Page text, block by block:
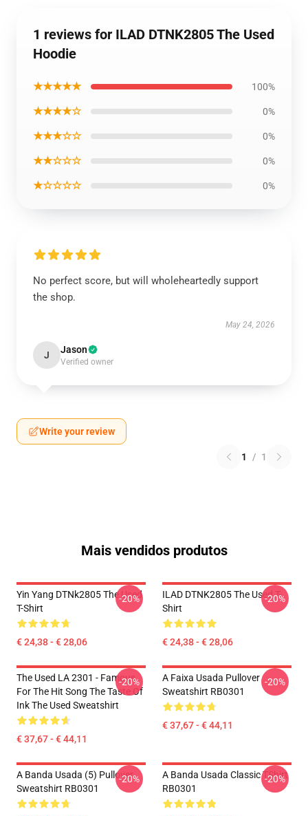
1 reviews for ILAD DTNK2805 The Used
Hoodie
★★★★★ 100%
★★★★☆ 0%
★★★☆☆ 0%
★★☆☆☆ 0%
★☆☆☆☆ 0%
No perfect score, but will wholeheartedly support
the shop.
May 24, 2026
J Jason
Verified owner
Write your review
1 / 1
Mais vendidos produtos
Yin Yang DTNk2805 The Used
T-Shirt
€ 24,38 - € 28,06
-20%
ILAD DTNK2805 The Used T-
Shirt
€ 24,38 - € 28,06
-20%
The Used LA 2301 - Famous
For The Hit Song The Taste Of
Ink The Used Sweatshirt
€ 37,67 - € 44,11
-20%
A Faixa Usada Pullover
Sweatshirt RB0301
€ 37,67 - € 44,11
-20%
A Banda Usada (5) Pullover
Sweatshirt RB0301
-20%
A Banda Usada Classic TShirt
RB0301
-20%